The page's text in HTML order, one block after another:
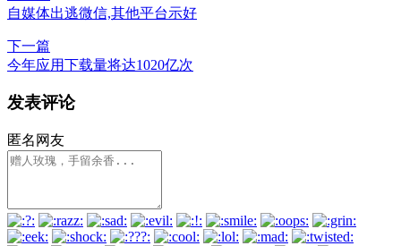
自媒体出逃微信,其他平台示好
下一篇
今年应用下载量将达1020亿次
发表评论
匿名网友